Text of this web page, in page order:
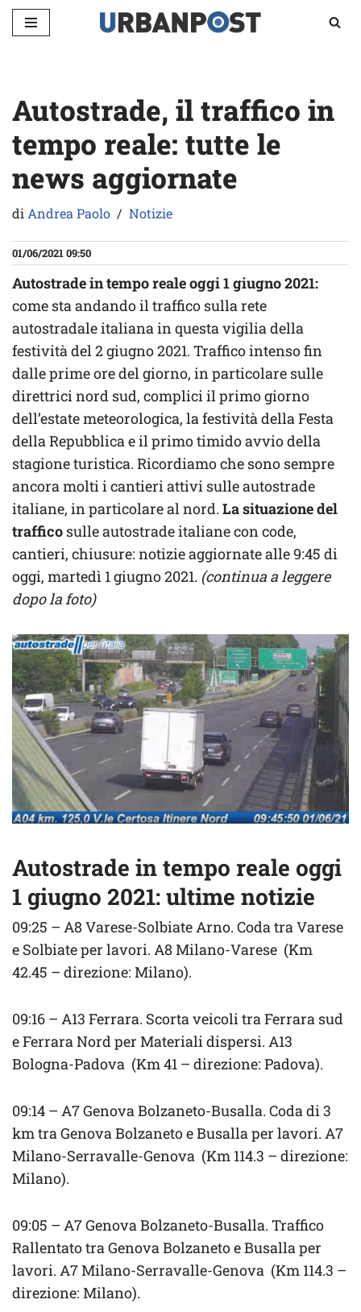
Autostrade, il traffico in
tempo reale: tutte le
news aggiornate
diAndrea Paolo Notizie
01/06/2021 09:50
Autostrade in tempo reale oggi 1 giugno 2021:
come sta andando il traffico sulla rete
autostradale italiana in questa vigilia della
festività del 2 giugno 2021. Traffico intenso fin
dalle prime ore del giorno, in particolare sulle
direttrici nord sud, complici il primo giorno
dell’estate meteorologica, la festività della Festa
della Repubblica e il primo timido avvio della
stagione turistica. Ricordiamo che sono sempre
ancora molti i cantieri attivi sulle autostrade
italiane, in particolare al nord. La situazione del
traffico sulle autostrade italiane con code,
cantieri, chiusure: notizie aggiornate alle 9:45 di
oggi, martedì 1 giugno 2021. (continua a leggere
dopo la foto)
Autostrade in tempo reale oggi
1 giugno 2021: ultime notizie
09:25 – A8 Varese-Solbiate Arno. Coda tra Varese
e Solbiate per lavori. A8 Milano-Varese (Km
42.45 – direzione: Milano).
09:16 – A13 Ferrara. Scorta veicoli tra Ferrara sud
e Ferrara Nord per Materiali dispersi. A13
Bologna-Padova (Km 41 – direzione: Padova).
09:14 – A7 Genova Bolzaneto-Busalla. Coda di 3
km tra Genova Bolzaneto e Busalla per lavori. A7
Milano-Serravalle-Genova (Km 114.3 – direzione:
Milano).
09:05 – A7 Genova Bolzaneto-Busalla. Traffico
Rallentato tra Genova Bolzaneto e Busalla per
lavori. A7 Milano-Serravalle-Genova (Km 114.3 –
direzione: Milano).